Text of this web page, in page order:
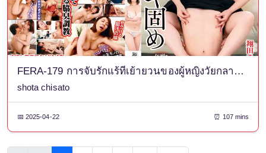
FERA-179 การจับรักแร้ที่เย้ายวนของผู้หญิงวัยกลางคน - เด็กผู้ชายที่ดูถูกผู้หญิงที่อายุมากกว่าจะถูกดึงดูดด้วยเสน่ห์ทางเพศแบบผู้ใหญ่ของเธอ - ชิซาโตะ โชดะ
shota chisato
📅 2025-04-22 ⏰ 107 mins